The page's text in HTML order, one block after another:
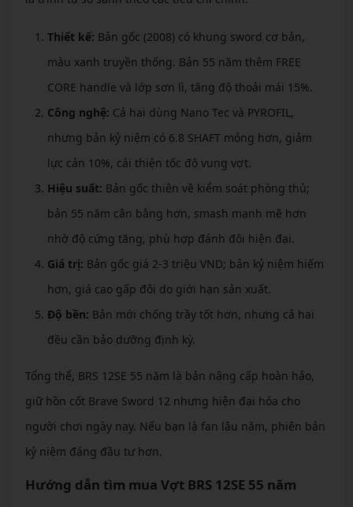
Thiết kế: Bản gốc (2008) có khung sword cơ bản,
màu xanh truyền thống. Bản 55 năm thêm FREE
CORE handle và lớp sơn lì, tăng độ thoải mái 15%.
Công nghệ: Cả hai dùng Nano Tec và PYROFIL,
nhưng bản kỷ niệm có 6.8 SHAFT mỏng hơn, giảm
lực cản 10%, cải thiện tốc độ vung vợt.
Hiệu suất: Bản gốc thiên về kiểm soát phòng thủ;
bản 55 năm cân bằng hơn, smash mạnh mẽ hơn
nhờ độ cứng tăng, phù hợp đánh đôi hiện đại.
Giá trị: Bản gốc giá 2-3 triệu VND; bản kỷ niệm hiếm
hơn, giá cao gấp đôi do giới hạn sản xuất.
Độ bền: Bản mới chống trầy tốt hơn, nhưng cả hai
đều cần bảo dưỡng định kỳ.
Tổng thể, BRS 12SE 55 năm là bản nâng cấp hoàn hảo,
giữ hồn cốt Brave Sword 12 nhưng hiện đại hóa cho
người chơi ngày nay. Nếu bạn là fan lâu năm, phiên bản
kỷ niệm đáng đầu tư hơn.
Hướng dẫn tìm mua Vợt BRS 12SE 55 năm